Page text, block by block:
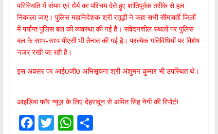
परिस्थिति में संयम एवं धैर्य का परिचय देते हुए शांतिपूर्वक तरीके से हल
निकाला जाए। पुलिस महानिदेशक श्री रतूड़ी ने कहा सभी सीमावर्ती जिलों
में पर्याप्त पुलिस बल की व्यवस्था की गई है। संवेदनशील स्थलों पर पुलिस
बल के साथ-साथ पीएसी भी तैनात की गई है। प्रत्येक गतिविधियों पर विशेष
नजर रखी जा रही है।
इस अवसर पर आई0जी0 अभिसूचना श्री अंशुमन कुमार भी उपस्थित थे।
आइडिया फॉर न्यूज़ के लिए देहरादून से अमित सिंह नेगी की रिपोर्ट!
F T W S